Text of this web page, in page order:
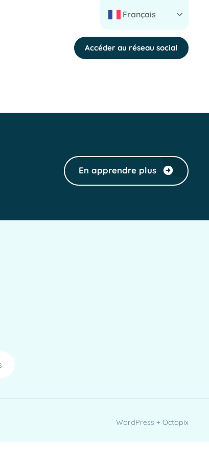
Français
Accéder au réseau social
En apprendre plus
WordPress + Octopix